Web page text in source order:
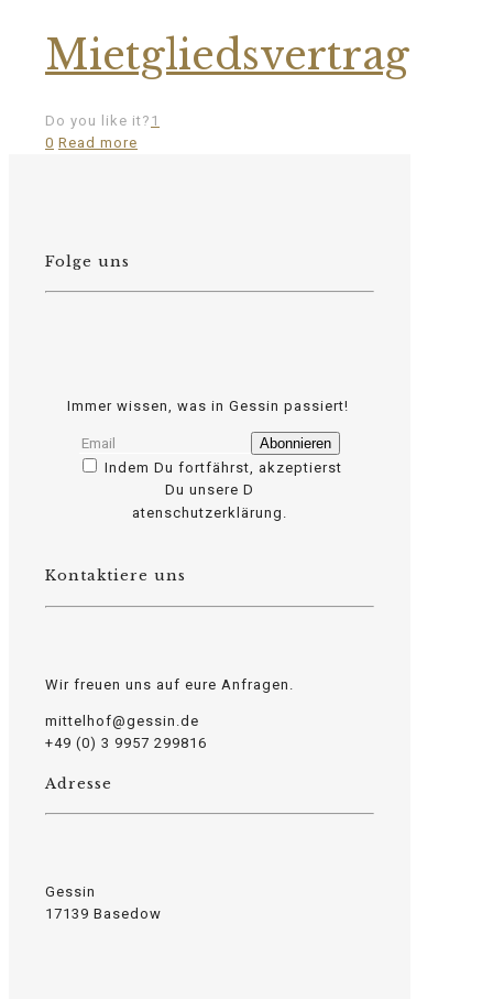
Mietgliedsvertrag
Do you like it? 1
0 Read more
Folge uns
Immer wissen, was in Gessin passiert!
Indem Du fortfährst, akzeptierst
Du unsere D
osteopathe-nyon-cabinet-monney
atenschutzerklärung.
Kontaktiere uns
Wir freuen uns auf eure Anfragen.
mittelhof@gessin.de
+49 (0) 3 9957 299816
Adresse
Gessin
17139 Basedow